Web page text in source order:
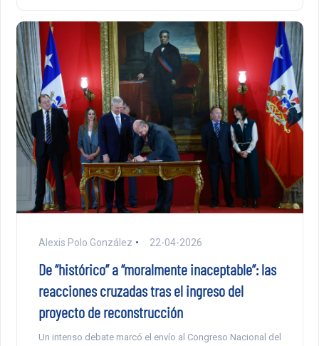
Alexis Polo González 22-04-2026
De “histórico” a “moralmente inaceptable”: las
reacciones cruzadas tras el ingreso del
proyecto de reconstrucción
Un intenso debate marcó el envío al Congreso Nacional del